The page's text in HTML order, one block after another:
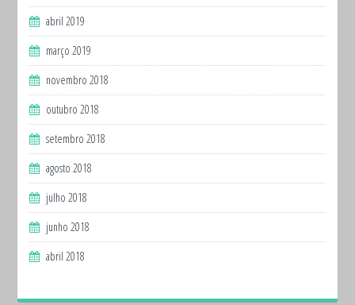
abril 2019
março 2019
novembro 2018
outubro 2018
setembro 2018
agosto 2018
julho 2018
junho 2018
abril 2018